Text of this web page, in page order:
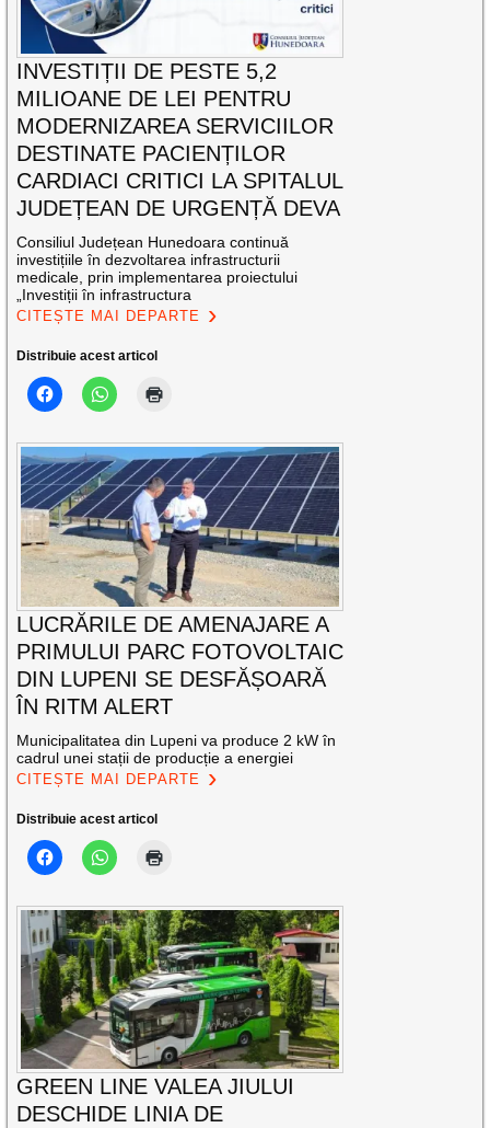
INVESTIȚII DE PESTE 5,2
MILIOANE DE LEI PENTRU
MODERNIZAREA SERVICIILOR
DESTINATE PACIENȚILOR
CARDIACI CRITICI LA SPITALUL
JUDEȚEAN DE URGENȚĂ DEVA
Consiliul Județean Hunedoara continuă
investițiile în dezvoltarea infrastructurii
medicale, prin implementarea proiectului
„Investiții în infrastructura
CITEȘTE MAI DEPARTE
Distribuie acest articol
LUCRĂRILE DE AMENAJARE A
PRIMULUI PARC FOTOVOLTAIC
DIN LUPENI SE DESFĂȘOARĂ
ÎN RITM ALERT
Municipalitatea din Lupeni va produce 2 kW în
cadrul unei stații de producție a energiei
CITEȘTE MAI DEPARTE
Distribuie acest articol
GREEN LINE VALEA JIULUI
DESCHIDE LINIA DE